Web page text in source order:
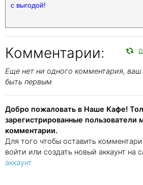
с выгодой!
Комментарии:
Еще нет ни одного комментария,
быть первым
Добро пожаловать в Наше Кафе!
зарегистрированные пользователи
комментарии.
Для того чтобы оставить
войти или создать новый аккаунт на
аккаунт